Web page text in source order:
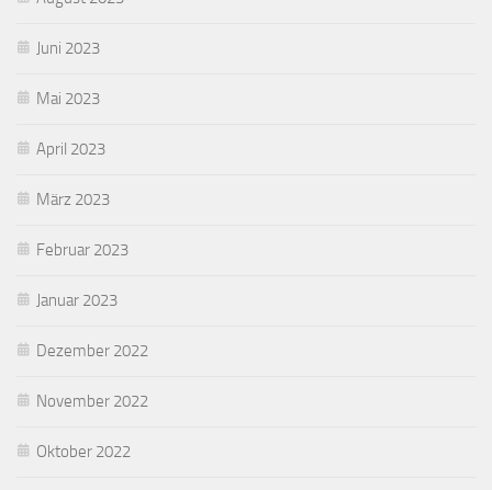
Juni 2023
Mai 2023
April 2023
März 2023
Februar 2023
Januar 2023
Dezember 2022
November 2022
Oktober 2022